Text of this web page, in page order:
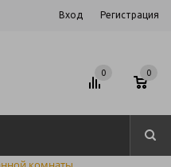
Вход Регистрация
0 0